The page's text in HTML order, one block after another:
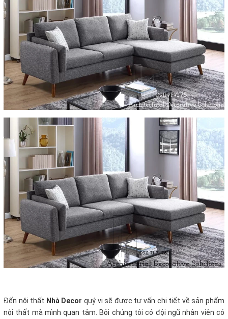
Đến nội thất Nhà Decor quý vị sẽ được tư vấn chi tiết về sản phẩm
nội thất mà mình quan tâm. Bỏi chúng tôi có đội ngũ nhân viên có